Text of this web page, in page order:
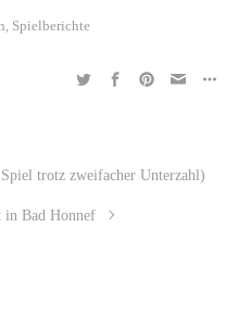
Spielberichte
trotz zweifacher Unterzahl)
Bad Honnef